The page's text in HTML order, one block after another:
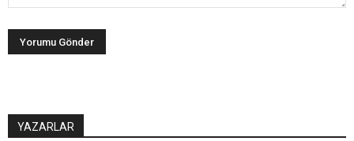
YAZARLAR